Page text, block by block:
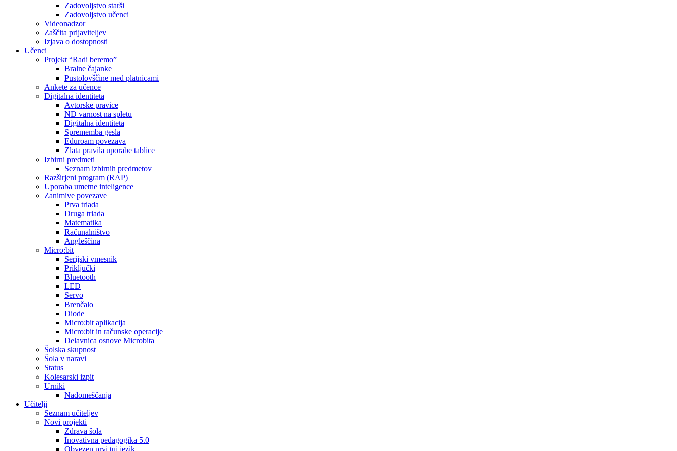
Zadovoljstvo starši
Zadovoljstvo učenci
Videonadzor
Zaščita prijaviteljev
Izjava o dostopnosti
Učenci
Projekt “Radi beremo”
Bralne čajanke
Pustolovščine med platnicami
Ankete za učence
Digitalna identiteta
Avtorske pravice
ND varnost na spletu
Digitalna identiteta
Sprememba gesla
Eduroam povezava
Zlata pravila uporabe tablice
Izbirni predmeti
Seznam izbirnih predmetov
Razširjeni program (RAP)
Uporaba umetne inteligence
Zanimive povezave
Prva triada
Druga triada
Matematika
Računalništvo
Angleščina
Micro:bit
Serijski vmesnik
Priključki
Bluetooth
LED
Servo
Brenčalo
Diode
Micro:bit aplikacija
Micro:bit in računske operacije
Delavnica osnove Microbita
Šolska skupnost
Šola v naravi
Status
Kolesarski izpit
Urniki
Nadomeščanja
Učitelji
Seznam učiteljev
Novi projekti
Zdrava šola
Inovativna pedagogika 5.0
Obvezen prvi tuj jezik